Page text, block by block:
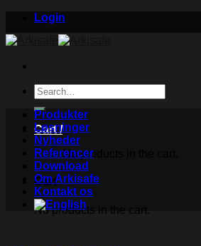
content
Login
Search
for:
Cart /
No products in the cart.
Cart
No products in the cart.
Produkter
Løsninger
Nyheder
Referencer
Download
Om Arkisafe
Kontakt os